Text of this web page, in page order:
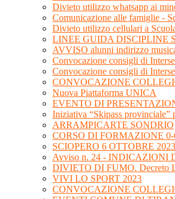
Divieto utilizzo whatsapp ai
Comunicazione alle famiglie -
Divieto utilizzo cellulari a
LINEE GUIDA DISCIPLINE
AVVISO alunni indirizzo
Convocazione consigli di
Convocazione consigli di
CONVOCAZIONE
Nuova Piattaforma UNICA
EVENTO DI
Iniziativa “Skipass provinciale”
ARRAMPICARTE SONDRIO
CORSO DI FORMAZIONE
SCIOPERO 6 OTTOBRE 2023
Avviso n. 24 - INDICAZIONI
DIVIETO DI FUMO. Decreto
VIVI LO SPORT 2023
CONVOCAZIONE